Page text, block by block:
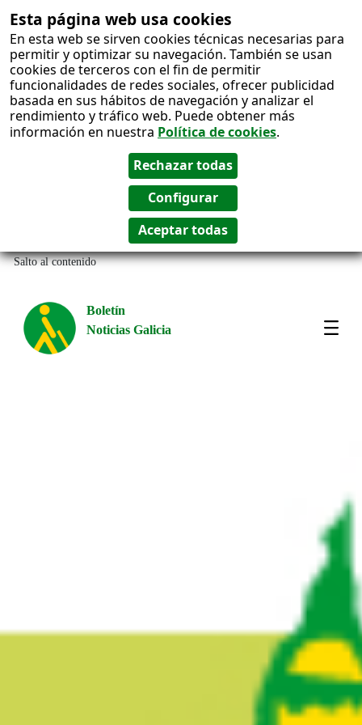
Esta página web usa cookies
En esta web se sirven cookies técnicas necesarias para
permitir y optimizar su navegación. También se usan
cookies de terceros con el fin de permitir
funcionalidades de redes sociales, ofrecer publicidad
basada en sus hábitos de navegación y analizar el
rendimiento y tráfico web. Puede obtener más
información en nuestra Política de cookies.
Salto al contenido
Boletín
Noticias Galicia